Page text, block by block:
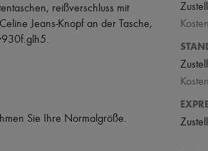
, reißverschluss mit
Celine Jeans-Knopf an der Tasche,
.
Sie Ihre Normalgröße.